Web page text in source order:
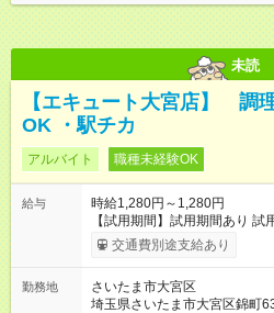
未読
【エキュート大宮店】 調
OK ・駅チカ
アルバイト 職種未経験OK
給与
時給1,280円～1,280円
【試用期間】試用期間あり
給与は本採用時と同じです。
交通費別途支給あり
勤務地
さいたま市大宮区
埼玉県さいたま市大宮区錦町